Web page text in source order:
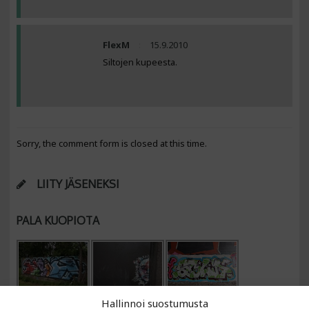
Hallinnoi suostumusta
FlexM
15.9.2010
Siltojen kupeesta.
Sorry, the comment form is closed at this time.
LIITY JÄSENEKSI
PALA KUOPIOTA